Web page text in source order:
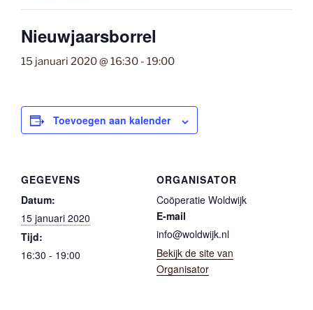
Nieuwjaarsborrel
15 januari 2020 @ 16:30 - 19:00
Toevoegen aan kalender
GEGEVENS
Datum:
15 januari 2020
Tijd:
16:30 - 19:00
ORGANISATOR
Coöperatie Woldwijk
E-mail
info@woldwijk.nl
Bekijk de site van
Organisator